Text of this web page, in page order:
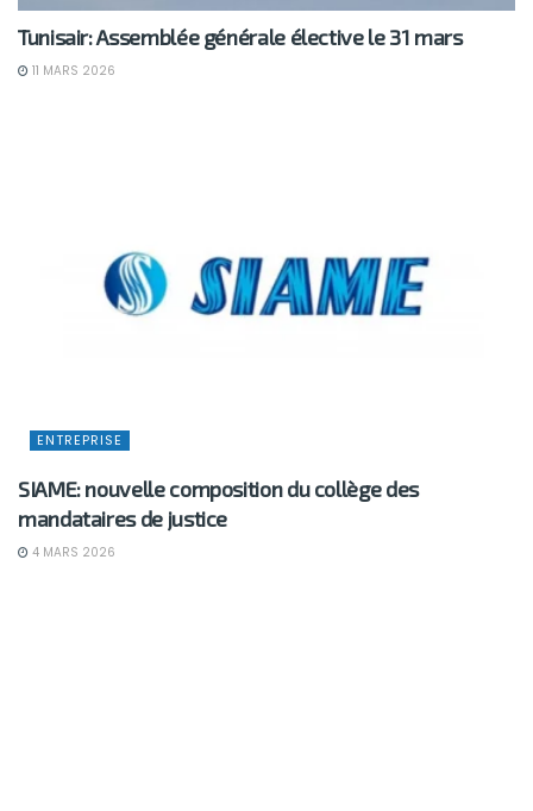
Tunisair: Assemblée générale élective le 31 mars
11 MARS 2026
ENTREPRISE
SIAME: nouvelle composition du collège des
mandataires de justice
4 MARS 2026